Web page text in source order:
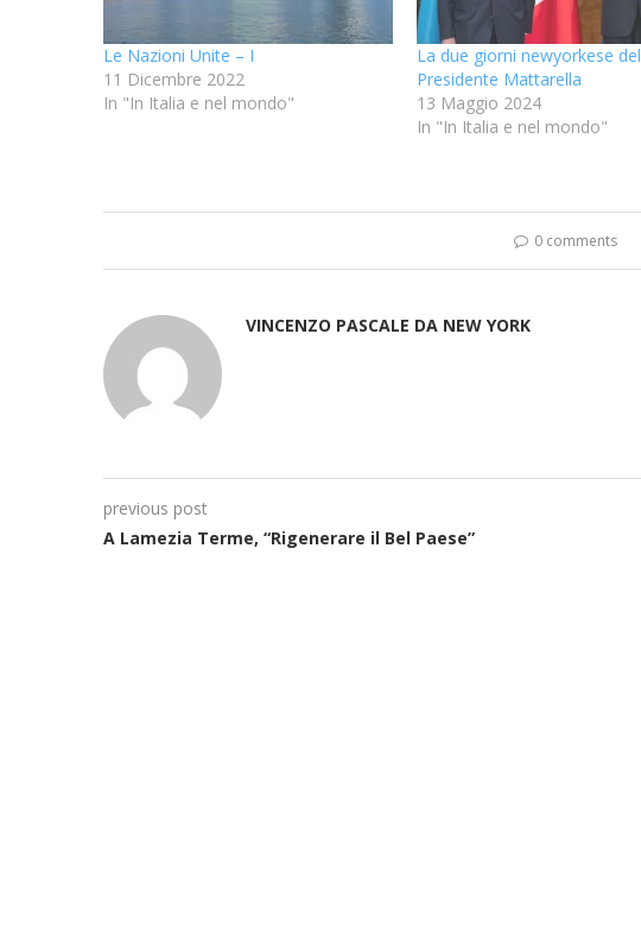
Le Nazioni Unite – I
11 Dicembre 2022
In "In Italia e nel mondo"
La due giorni newyorkese del
Presidente Mattarella
13 Maggio 2024
In "In Italia e nel mondo"
0 comments
VINCENZO PASCALE DA NEW YORK
previous post
A Lamezia Terme, “Rigenerare il Bel Paese”